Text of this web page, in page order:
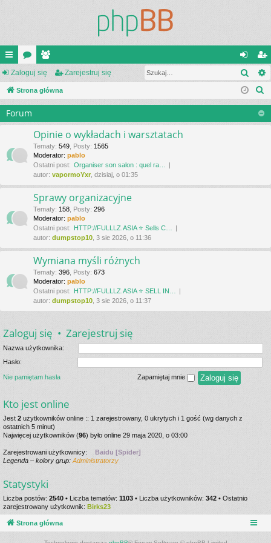
ię
ce
…
or
a
ży
tk
w
ni
cy
al
og
si
ar
ej
es
tru
Zaloguj się Zarejestruj się
Strona główna
Forum
Opinie o wykładach i warsztatach
Tematy: 549 Posty: 1565
Moderator: pablo
Ostatni post: Organiser son salon : quel ra…
autor: vapormoYxr , dzisiaj, o 01:35
Sprawy organizacyjne
Tematy: 158 Posty: 296
Moderator: pablo
Ostatni post: HTTP://FULLLZ.ASIA ⭐️ Sells C…
autor: dumpstop10 , 3 sie 2026, o 11:36
Wymiana myśli różnych
Tematy: 396 Posty: 673
Moderator: pablo
Ostatni post: HTTP://FULLLZ.ASIA ⭐️ SELL IN…
autor: dumpstop10 , 3 sie 2026, o 11:37
Zaloguj się • Zarejestruj się
Nazwa użytkownika:
Hasło:
Nie pamiętam hasła Zapamiętaj mnie
Kto jest online
Jest 2 użytkowników online :: 1 zarejestrowany, 0 ukrytych i 1 gość (wg danych z
ostatnich 5 minut)
Najwięcej użytkowników (96) było online 29 maja 2020, o 03:00
Zarejestrowani użytkownicy:
Baidu [Spider]
Legenda – kolory grup: Administratorzy
Statystyki
Liczba postów: 2540 • Liczba tematów: 1103 • Liczba użytkowników: 342 • Ostatnio
zarejestrowany użytkownik: Birks23
Strona główna